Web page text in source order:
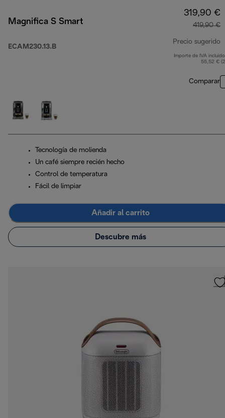
Magnifica S Smart
ECAM230.13.B
319,90 €
419,90 €
Precio sugerido
Importe de IVA
55,52 €
Comparar
Tecnología de molienda
Un café siempre recién hecho
Control de temperatura
Fácil de limpiar
Añadir al carrito
Descubre más